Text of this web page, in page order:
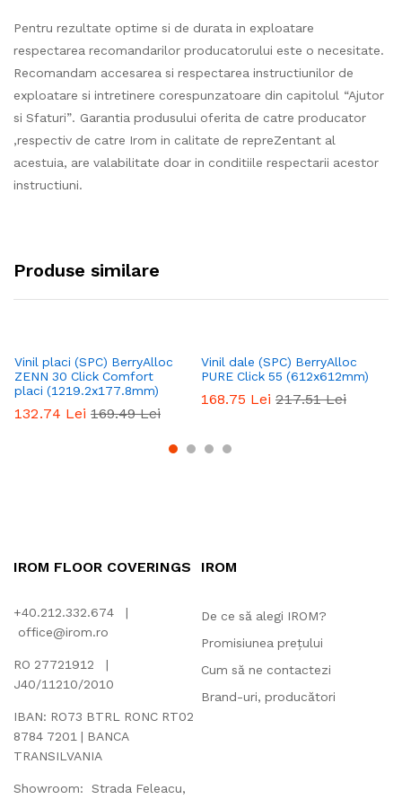
Pentru rezultate optime si de durata in exploatare
respectarea recomandarilor producatorului este o necesitate.
Recomandam accesarea si respectarea instructiunilor de
exploatare si intretinere corespunzatoare din capitolul “Ajutor
si Sfaturi”. Garantia produsului oferita de catre producator
,respectiv de catre Irom in calitate de repreZentant al
acestuia, are valabilitate doar in conditiile respectarii acestor
instructiuni.
Produse similare
Vinil placi (SPC) BerryAlloc
ZENN 30 Click Comfort
placi (1219.2x177.8mm)
132.74 Lei 169.49 Lei
Vinil dale (SPC) BerryAlloc
PURE Click 55 (612x612mm)
168.75 Lei 217.51 Lei
IROM FLOOR COVERINGS
+40.212.332.674 |
office@irom.ro
RO 27721912 |
J40/11210/2010
IBAN: RO73 BTRL RONC RT02
8784 7201 | BANCA
TRANSILVANIA
Showroom: Strada Feleacu,
IROM
De ce să alegi IROM?
Promisiunea prețului
Cum să ne contactezi
Brand-uri, producători